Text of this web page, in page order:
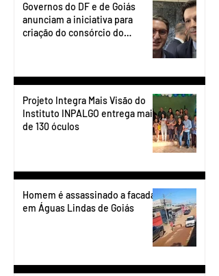
Governos do DF e de Goiás
anunciam a iniciativa para
criação do consórcio do
Projeto Integra Mais Visão do
Instituto INPALGO entrega mais
de 130 óculos
Homem é assassinado a facadas
em Águas Lindas de Goiás